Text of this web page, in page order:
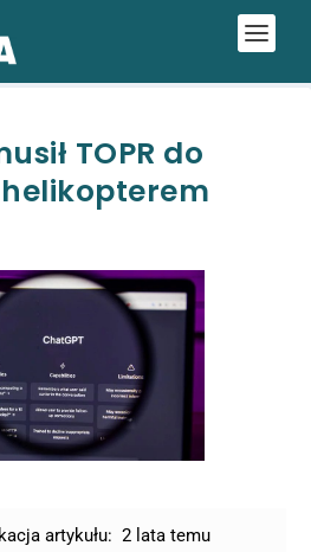
TOPR do
artykułu: 2 lata temu